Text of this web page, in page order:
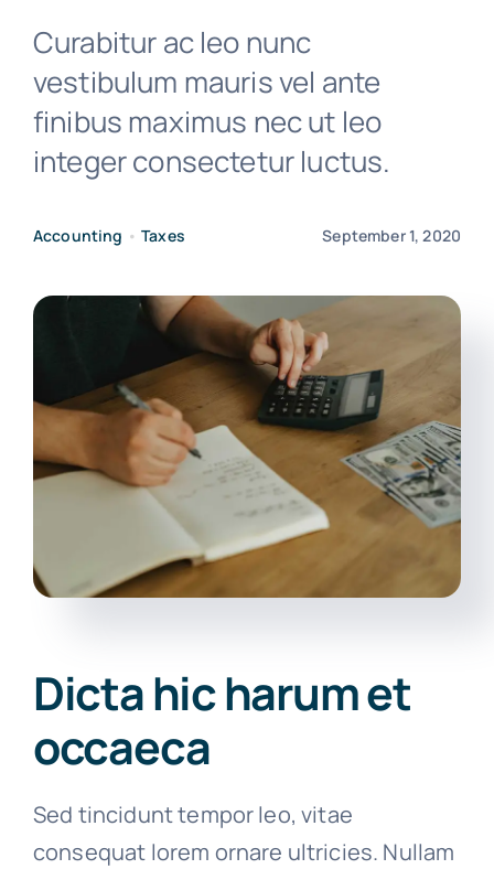
About Us
News
Curabitur ac leo nunc
vestibulum mauris vel ante
finibus maximus nec ut leo
integer consectetur luctus.
Accounting •Taxes September 1, 2020
Dicta hic harum et
occaeca
Sed tincidunt tempor leo, vitae
consequat lorem ornare ultricies. Nullam